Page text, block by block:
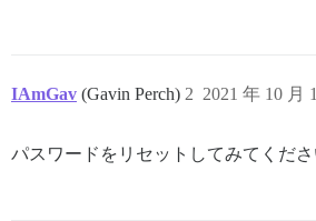
IAmGav (Gavin Perch) 2021 年 10 月
2
パスワードをリセットしてみてくださ